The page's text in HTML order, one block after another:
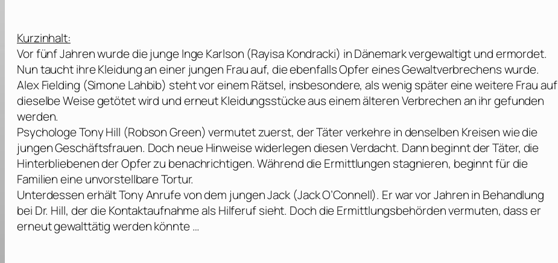
Kurzinhalt:
Vor fünf Jahren wurde die junge Inge Karlson (Rayisa Kondracki) in Dänemark vergewaltigt und ermordet.
Nun taucht ihre Kleidung an einer jungen Frau auf, die ebenfalls Opfer eines Gewaltverbrechens wurde.
Alex Fielding (Simone Lahbib) steht vor einem Rätsel, insbesondere, als wenig später eine weitere Frau auf
dieselbe Weise getötet wird und erneut Kleidungsstücke aus einem älteren Verbrechen an ihr gefunden
werden.
Psychologe Tony Hill (Robson Green) vermutet zuerst, der Täter verkehre in denselben Kreisen wie die
jungen Geschäftsfrauen. Doch neue Hinweise widerlegen diesen Verdacht. Dann beginnt der Täter, die
Hinterbliebenen der Opfer zu benachrichtigen. Während die Ermittlungen stagnieren, beginnt für die
Familien eine unvorstellbare Tortur.
Unterdessen erhält Tony Anrufe von dem jungen Jack (Jack O’Connell). Er war vor Jahren in Behandlung
bei Dr. Hill, der die Kontaktaufnahme als Hilferuf sieht. Doch die Ermittlungsbehörden vermuten, dass er
erneut gewalttätig werden könnte …